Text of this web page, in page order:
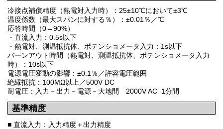
冷接点補償精度（熱電対入力時）：25±10℃において±3℃
温度係数（最大スパンに対する％）：±0.01％／℃
応答時間（0→90%）
・直流入力：0.5s以下
・熱電対、測温抵抗体、ポテンショメータ入力：1s以下
バーンアウト時間（熱電対、測温抵抗体、ポテンショメータ入力
時）：10s以下
電源電圧変動の影響：±0.1％／許容電圧範囲
絶縁抵抗：100MΩ以上／500V DC
耐電圧：入力－出力－電源－大地間 2000V AC 1分間
基準精度
■ 直流入力：入力精度＋出力精度